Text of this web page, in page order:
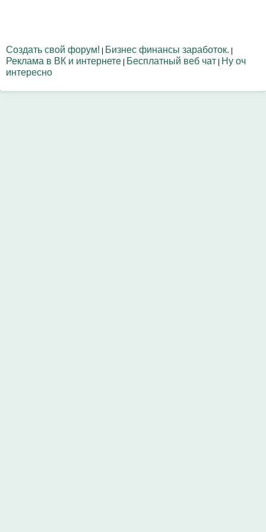
Создать свой форум! | Бизнес финансы заработок. |
Реклама в ВК и интернете | Бесплатный веб чат | Ну оч
интересно